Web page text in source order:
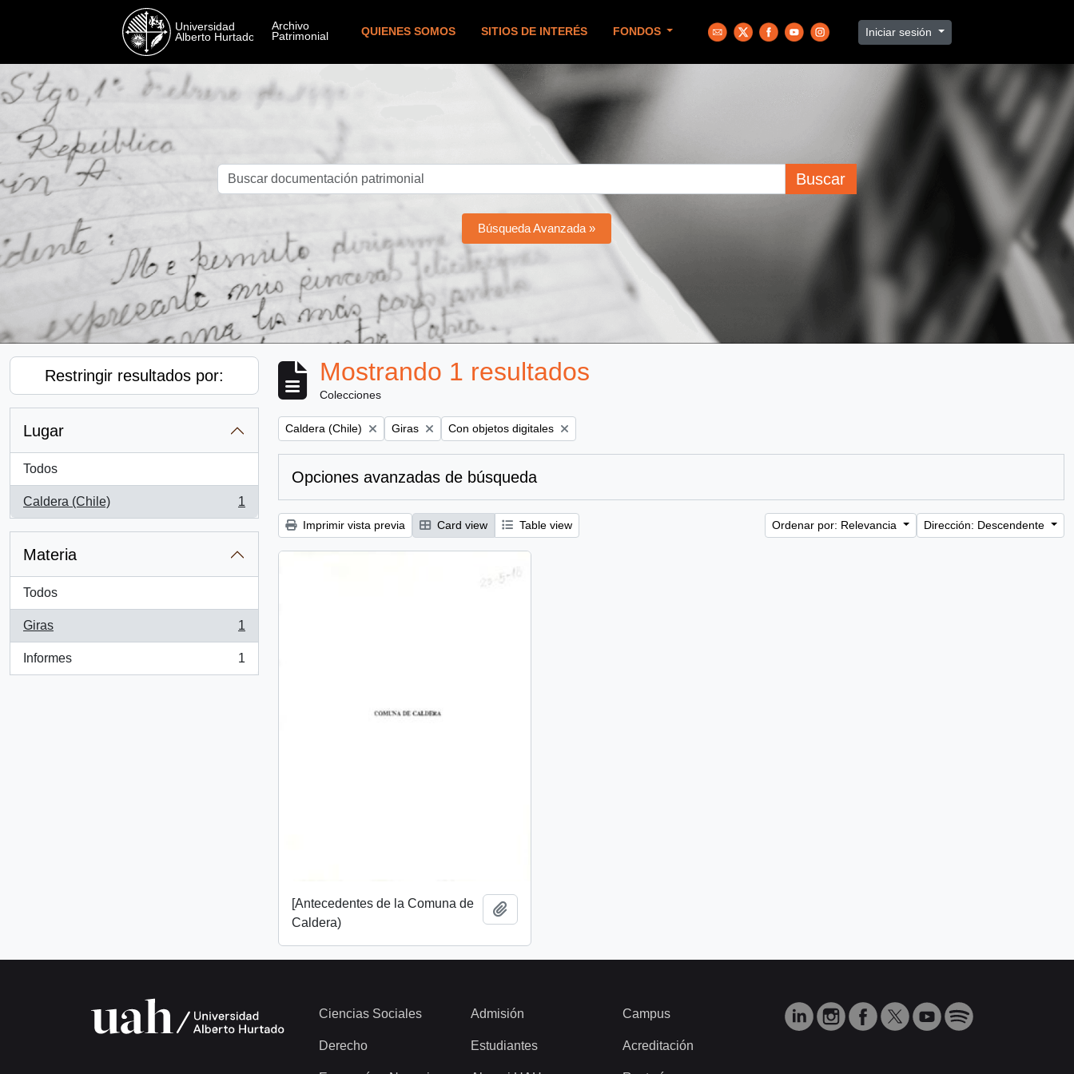
QUIENES SOMOS SITIOS DE INTERÉS FONDOS Iniciar sesión
Buscar
Búsqueda Avanzada »
Restringir resultados por:
Lugar
Todos
Caldera (Chile)
, 1 resultados
1
Materia
Todos
Giras
, 1 resultados
1
Informes
, 1 resultados
1
Mostrando 1 resultados
Colecciones
Remove filter:
Caldera (Chile) Remove filter:
Giras Remove filter:
Con objetos digitales
Opciones avanzadas de búsqueda
Imprimir vista previa Card view Table view Ordenar por: Relevancia Dirección: Descendente
[Antecedentes de la Comuna de
Caldera)
Ciencias Sociales
Derecho
Admisión
Estudiantes
Campus
Acreditación